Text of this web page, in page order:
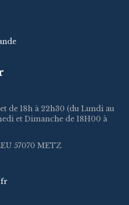
et de 18h à 22h30 (du Lundi au
et Dimanche de 18H00 à
57070 METZ